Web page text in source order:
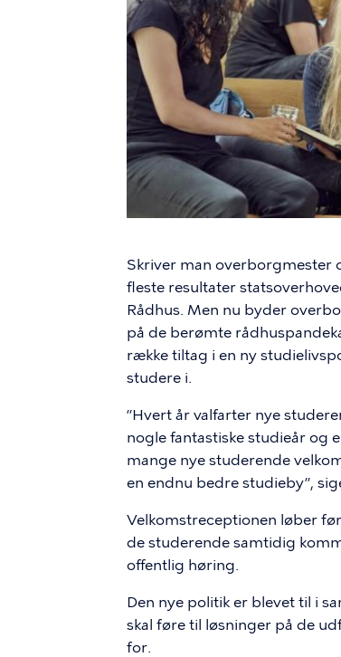
Skriver man overborgmester
fleste resultater
Rådhus. Men nu byder
på de berømte
række tiltag i en ny
studere i.
”Hvert år valfarter nye
nogle fantastiske studieår og
mange nye studerende
en endnu bedre studieby”,
Velkomstreceptionen løber
de studerende samtidig
offentlig høring.
Den nye politik er blevet til i
skal føre til løsninger på de
for.